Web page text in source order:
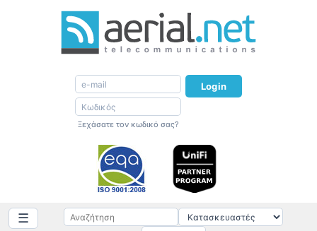
Login
Ξεχάσατε τον κωδικό σας?
☰